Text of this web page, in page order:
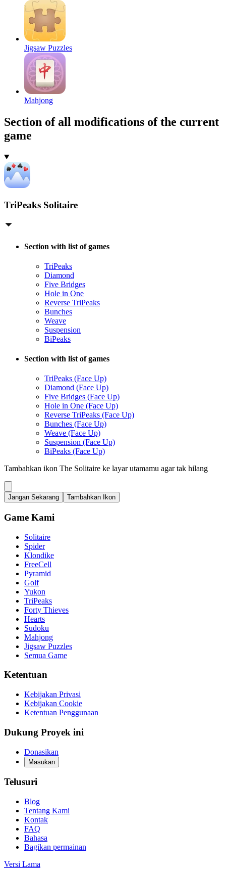
Jigsaw Puzzles
Mahjong
Section of all modifications of the current
game
TriPeaks Solitaire
Section with list of games
TriPeaks
Diamond
Five Bridges
Hole in One
Reverse TriPeaks
Bunches
Weave
Suspension
BiPeaks
Section with list of games
TriPeaks (Face Up)
Diamond (Face Up)
Five Bridges (Face Up)
Hole in One (Face Up)
Reverse TriPeaks (Face Up)
Bunches (Face Up)
Weave (Face Up)
Suspension (Face Up)
BiPeaks (Face Up)
Tambahkan ikon The Solitaire ke layar utamamu agar tak hilang
Jangan Sekarang Tambahkan Ikon
Game Kami
Solitaire
Spider
Klondike
FreeCell
Pyramid
Golf
Yukon
TriPeaks
Forty Thieves
Hearts
Sudoku
Mahjong
Jigsaw Puzzles
Semua Game
Ketentuan
Kebijakan Privasi
Kebijakan Cookie
Ketentuan Penggunaan
Dukung Proyek ini
Donasikan
Masukan
Telusuri
Blog
Tentang Kami
Kontak
FAQ
Bahasa
Bagikan permainan
Versi Lama